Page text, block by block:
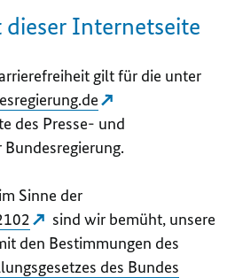
Internetseite
gilt für die unter
des Presse- und
Sinne der
sind wir bemüht, unsere
den Bestimmungen des
des Bundes